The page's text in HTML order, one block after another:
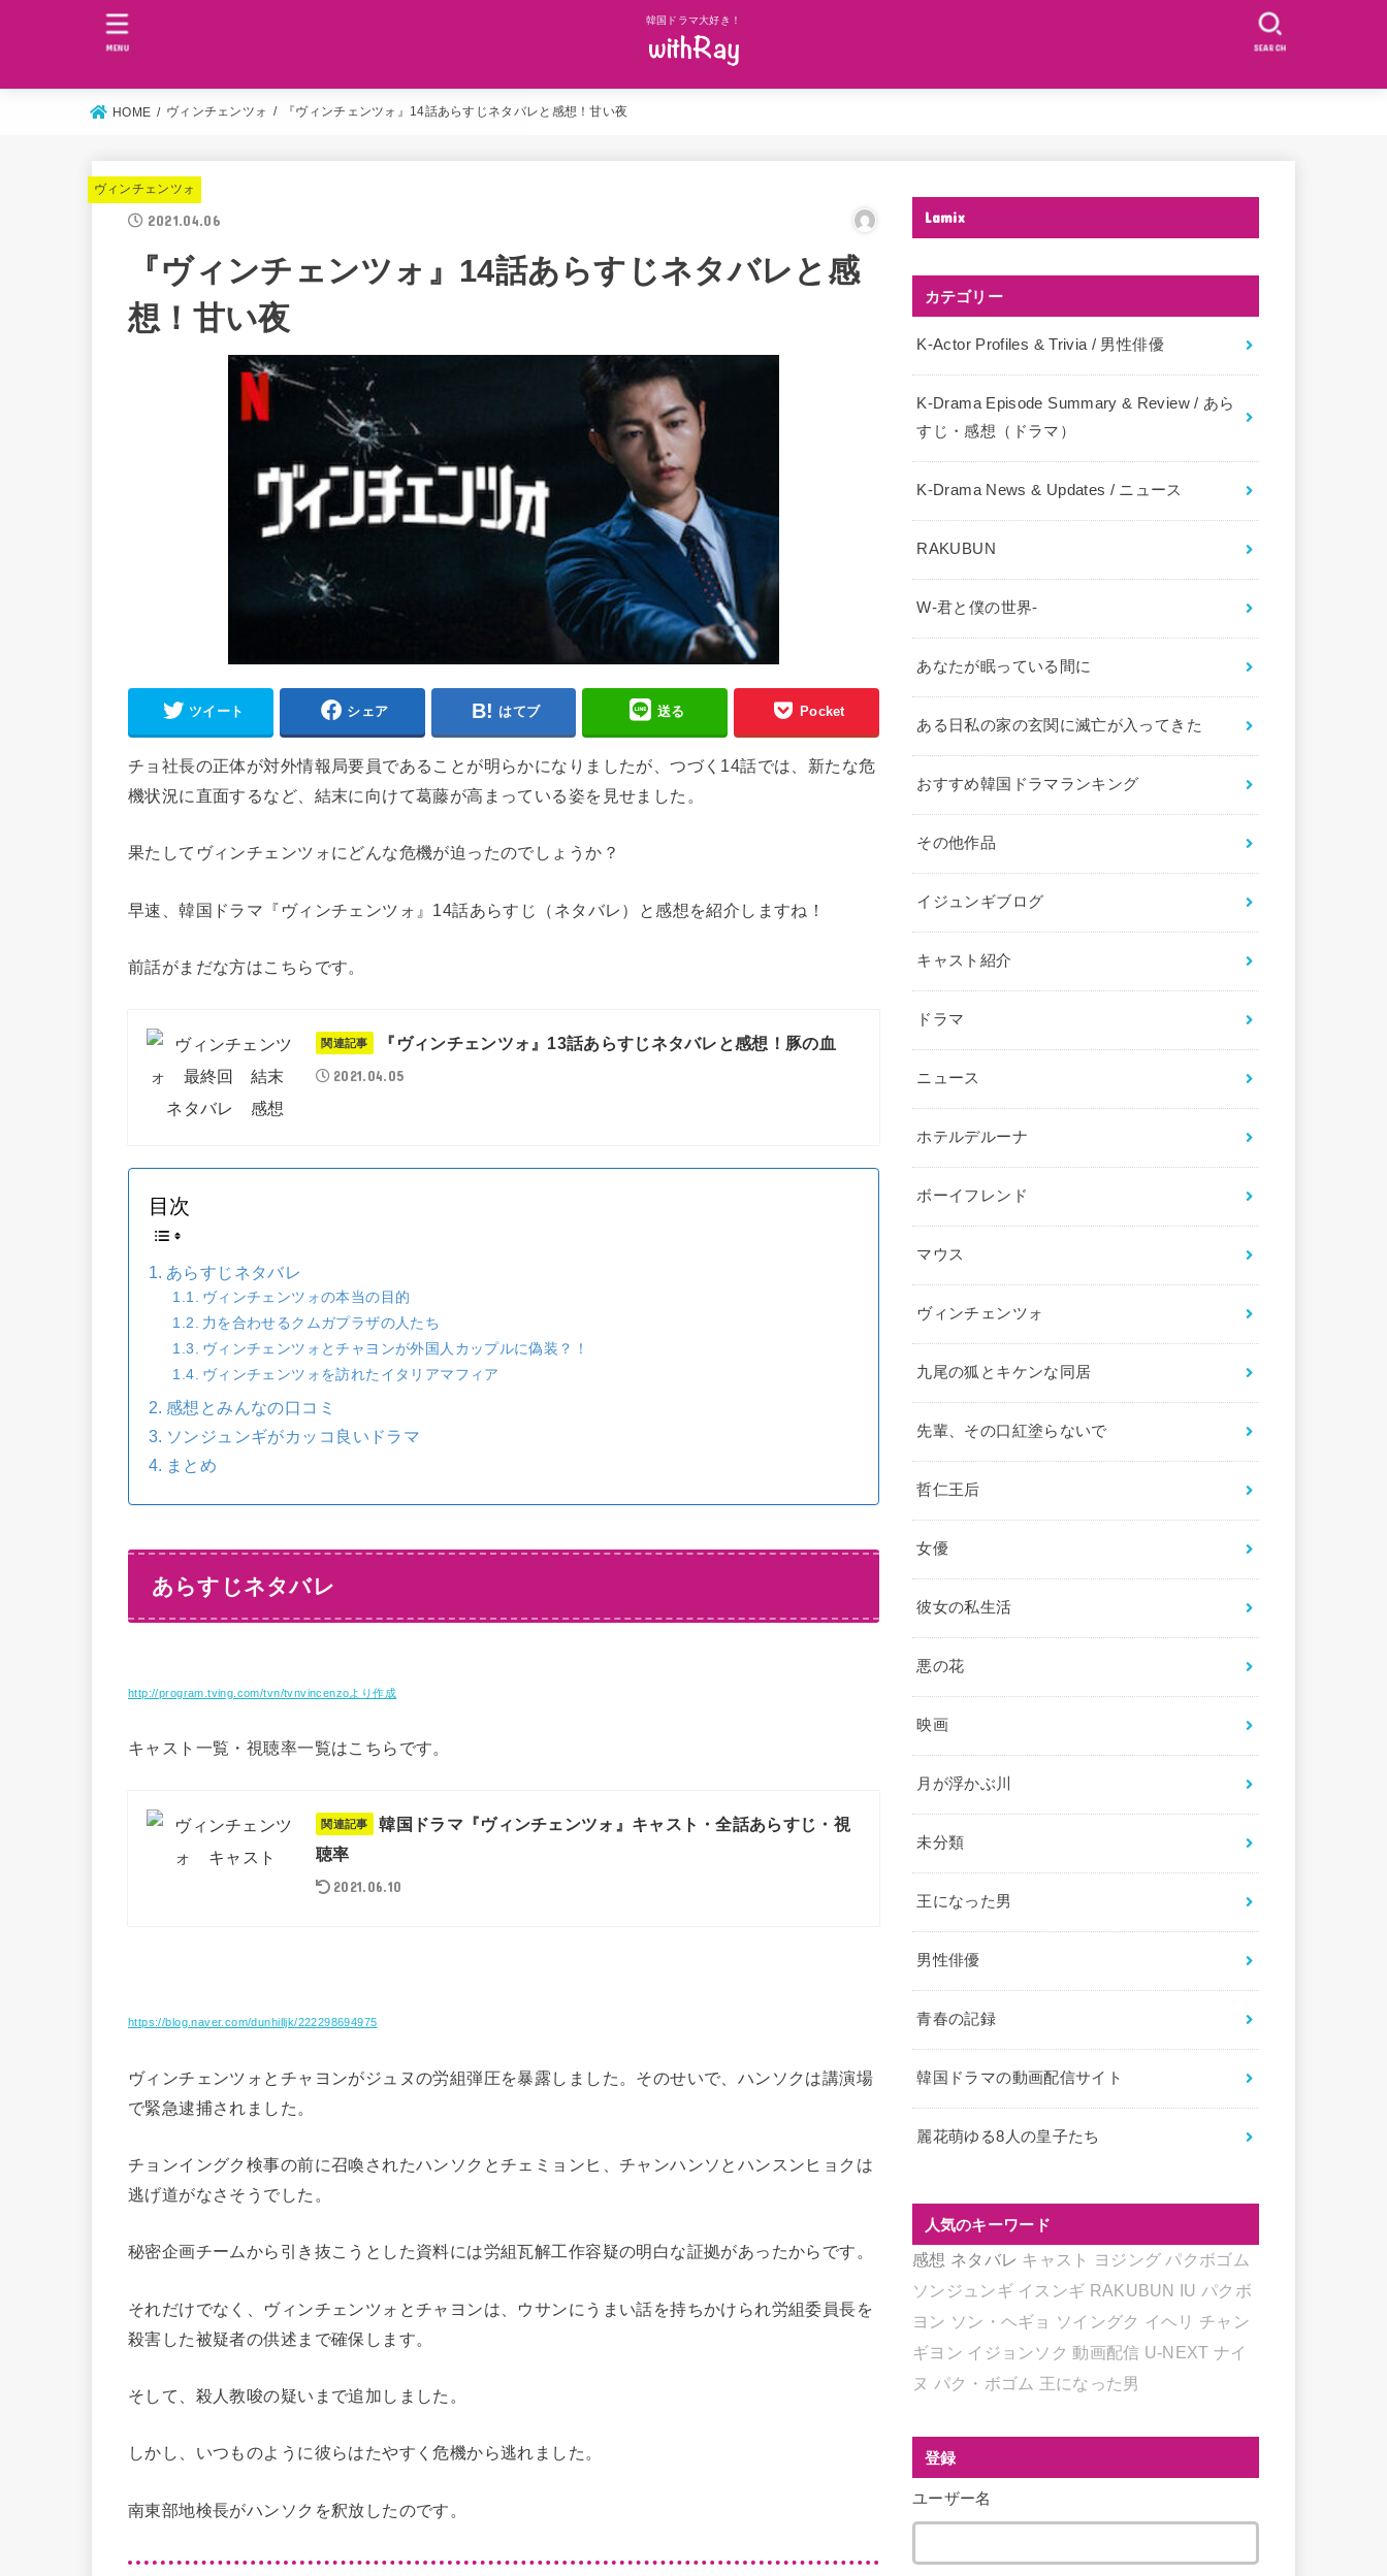
韓国ドラマ大好き！
SEARCH
MENU
HOME ヴィンチェンツォ 『ヴィンチェンツォ』14話あらすじネタバレと感想！甘い夜
ヴィンチェンツォ
2021.04.06
『ヴィンチェンツォ』14話あらすじネタバレと感
想！甘い夜
ツイート シェア はてブ 送る Pocket
チョ社長の正体が対外情報局要員であることが明らかになりましたが、つづく14話では、新たな危
機状況に直面するなど、結末に向けて葛藤が高まっている姿を見せました。
果たしてヴィンチェンツォにどんな危機が迫ったのでしょうか？
早速、韓国ドラマ『ヴィンチェンツォ』14話あらすじ（ネタバレ）と感想を紹介しますね！
前話がまだな方はこちらです。
関連記事 『ヴィンチェンツォ』13話あらすじネタバレと感想！豚の血
2021.04.05
目次
あらすじネタバレ
ヴィンチェンツォの本当の目的
力を合わせるクムガプラザの人たち
ヴィンチェンツォとチャヨンが外国人カップルに偽装？！
ヴィンチェンツォを訪れたイタリアマフィア
感想とみんなの口コミ
ソンジュンギがカッコ良いドラマ
まとめ
あらすじネタバレ
http://program.tving.com/tvn/tvnvincenzoより作成
キャスト一覧・視聴率一覧はこちらです。
関連記事
韓国ドラマ『ヴィンチェンツォ』キャスト・全話あらすじ・視
聴率
2021.06.10
https://blog.naver.com/dunhilljk/222298694975
ヴィンチェンツォとチャヨンがジュヌの労組弾圧を暴露しました。そのせいで、ハンソクは講演場
で緊急逮捕されました。
チョンイングク検事の前に召喚されたハンソクとチェミョンヒ、チャンハンソとハンスンヒョクは
逃げ道がなさそうでした。
秘密企画チームから引き抜こうとした資料には労組瓦解工作容疑の明白な証拠があったからです。
それだけでなく、ヴィンチェンツォとチャヨンは、ウサンにうまい話を持ちかけられ労組委員長を
殺害した被疑者の供述まで確保します。
そして、殺人教唆の疑いまで追加しました。
しかし、いつものように彼らはたやすく危機から逃れました。
南東部地検長がハンソクを釈放したのです。
Lamix
カテゴリー
K-Actor Profiles & Trivia / 男性俳優
K-Drama Episode Summary & Review / あら
すじ・感想（ドラマ）
K-Drama News & Updates / ニュース
RAKUBUN
W-君と僕の世界-
あなたが眠っている間に
ある日私の家の玄関に滅亡が入ってきた
おすすめ韓国ドラマランキング
その他作品
イジュンギブログ
キャスト紹介
ドラマ
ニュース
ホテルデルーナ
ボーイフレンド
マウス
ヴィンチェンツォ
九尾の狐とキケンな同居
先輩、その口紅塗らないで
哲仁王后
女優
彼女の私生活
悪の花
映画
月が浮かぶ川
未分類
王になった男
男性俳優
青春の記録
韓国ドラマの動画配信サイト
麗花萌ゆる8人の皇子たち
人気のキーワード
感想 ネタバレ キャスト ヨジング パクボゴム
ソンジュンギ イスンギ RAKUBUN IU パクボ
ヨン ソン・ヘギョ ソイングク イヘリ チャン
ギヨン イジョンソク 動画配信 U-NEXT ナイ
ヌ パク・ボゴム 王になった男
登録
ユーザー名